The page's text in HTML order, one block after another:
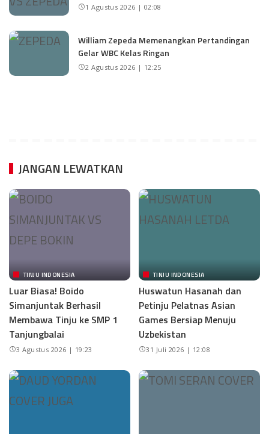
1 Agustus 2026 | 02:08
William Zepeda Memenangkan Pertandingan
Gelar WBC Kelas Ringan
2 Agustus 2026 | 12:25
JANGAN LEWATKAN
TINJU INDONESIA
Luar Biasa! Boido
Simanjuntak Berhasil
Membawa Tinju ke SMP 1
Tanjungbalai
3 Agustus 2026 | 19:23
TINJU INDONESIA
Huswatun Hasanah dan
Petinju Pelatnas Asian
Games Bersiap Menuju
Uzbekistan
31 Juli 2026 | 12:08